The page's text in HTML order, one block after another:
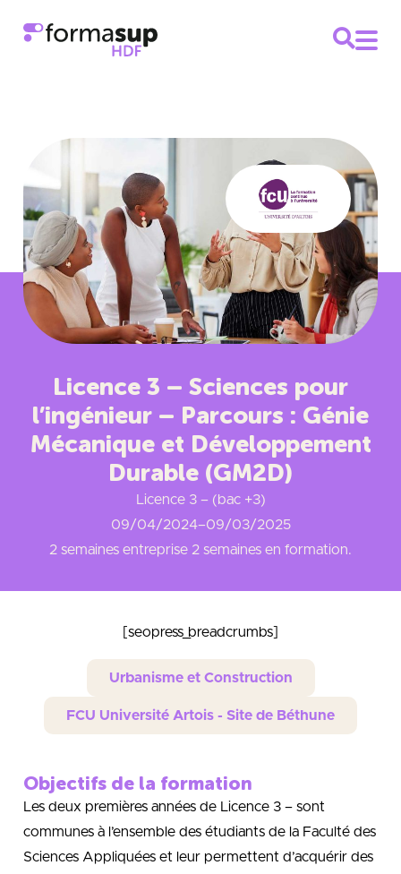
Licence 3 – Sciences pour
l’ingénieur – Parcours : Génie
Mécanique et Développement
Durable (GM2D)
Licence 3 – (bac +3)
09/04/2024–09/03/2025
2 semaines entreprise 2 semaines en formation.
[seopress_breadcrumbs]
Urbanisme et Construction
FCU Université Artois - Site de Béthune
Objectifs de la formation
Les deux premières années de Licence 3 – sont
communes à l’ensemble des étudiants de la Faculté des
Sciences Appliquées et leur permettent d’acquérir des